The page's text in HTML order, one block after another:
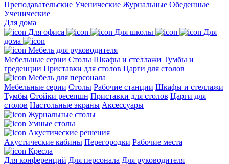
Преподавательские Ученические Журнальные Обеденные
Ученические
Для дома
Для офиса
Для школы
Для
дома
Мебель для руководителя
Мебельные серии Столы Шкафы и стеллажи Тумбы и
греденции Приставки для столов Царги для столов
Мебель для персонала
Мебельные серии Столы Рабочие станции Шкафы и стеллажи
Тумбы Стойки ресепшн Приставки для столов Царги для
столов Настольные экраны Аксессуары
Журнальные столы
Умные столы
Акустические решения
Акустические кабины Перегородки Рабочие места
Кресла
Для конференций Для персонала Для руководителя